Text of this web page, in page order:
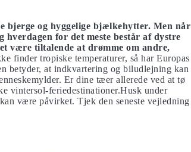
bjerge og hyggelige bjælkehytter. Men når
for det meste består af dystre
være tiltalende at drømme om andre,
finder tropiske temperaturer, så har Europas
betyder, at indkvartering og biludlejning kan
Er dine tæer allerede ved at tø
vintersol-feriedestinationer.Husk under
være påvirket. Tjek den seneste vejledning